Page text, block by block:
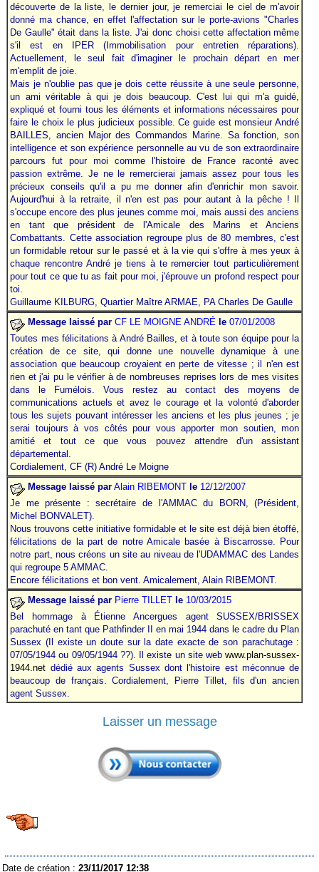
découverte de la liste, le dernier jour, je remerciai le ciel de m'avoir
donné ma chance, en effet l'affectation sur le porte-avions "Charles
De Gaulle" était dans la liste. J'ai donc choisi cette affectation même
s'il est en IPER (Immobilisation pour entretien réparations).
Actuellement, le seul fait d'imaginer le prochain départ en mer
m'emplit de joie.
Mais je n'oublie pas que je dois cette réussite à une seule personne,
un ami véritable à qui je dois beaucoup. C'est lui qui m'a guidé,
expliqué et fourni tous les éléments et informations nécessaires pour
faire le choix le plus judicieux possible. Ce guide est monsieur André
BAILLES, ancien Major des Commandos Marine. Sa fonction, son
intelligence et son expérience personnelle au vu de son extraordinaire
parcours fut pour moi comme l'histoire de France raconté avec
passion extrême. Je ne le remercierai jamais assez pour tous les
précieux conseils qu'il a pu me donner afin d'enrichir mon savoir.
Aujourd'hui à la retraite, il n'en est pas pour autant à la pêche ! Il
s'occupe encore des plus jeunes comme moi, mais aussi des anciens
en tant que président de l'Amicale des Marins et Anciens
Combattants. Cette association regroupe plus de 80 membres, c'est
un formidable retour sur le passé et à la vie qui s'offre à mes yeux à
chaque rencontre André je tiens à te remercier tout particulièrement
pour tout ce que tu as fait pour moi, j'éprouve un profond respect pour
toi.
Guillaume KILBURG, Quartier Maître ARMAE, PA Charles De Gaulle
Message laissé par CF LE MOIGNE ANDRÉ le 07/01/2008
Toutes mes félicitations à André Bailles, et à toute son équipe pour la
création de ce site, qui donne une nouvelle dynamique à une
association que beaucoup croyaient en perte de vitesse ; il n'en est
rien et j'ai pu le vérifier à de nombreuses reprises lors de mes visites
dans le Fumélois. Vous restez au contact des moyens de
communications actuels et avez le courage et la volonté d'aborder
tous les sujets pouvant intéresser les anciens et les plus jeunes ; je
serai toujours à vos côtés pour vous apporter mon soutien, mon
amitié et tout ce que vous pouvez attendre d'un assistant
départemental.
Cordialement, CF (R) André Le Moigne
Message laissé par Alain RIBEMONT le 12/12/2007
Je me présente : secrétaire de l'AMMAC du BORN, (Président,
Michel BONVALET).
Nous trouvons cette initiative formidable et le site est déjà bien étoffé,
félicitations de la part de notre Amicale basée à Biscarrosse. Pour
notre part, nous créons un site au niveau de l'UDAMMAC des Landes
qui regroupe 5 AMMAC.
Encore félicitations et bon vent. Amicalement, Alain RIBEMONT.
Message laissé par Pierre TILLET le 10/03/2015
Bel hommage à Étienne Ancergues agent SUSSEX/BRISSEX
parachuté en tant que Pathfinder II en mai 1944 dans le cadre du Plan
Sussex (Il existe un doute sur la date exacte de son parachutage :
07/05/1944 ou 09/05/1944 ??). Il existe un site webwww.plan-sussex-
1944.net dédié aux agents Sussex dont l'histoire est méconnue de
beaucoup de français. Cordialement, Pierre Tillet, fils d'un ancien
agent Sussex.
Laisser un message
Date de création :23/11/2017 12:38